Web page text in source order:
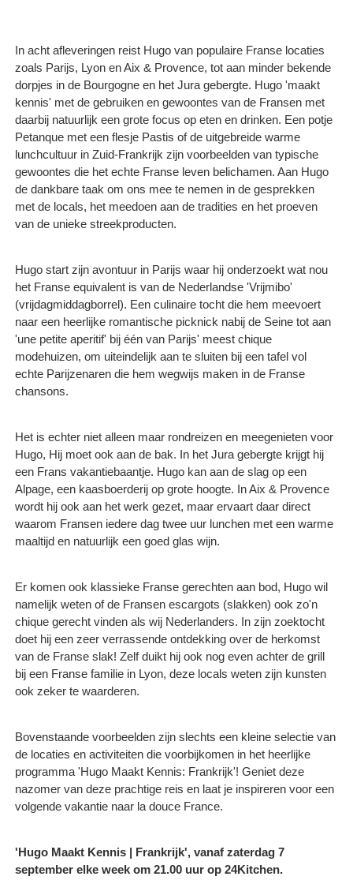
In acht afleveringen reist Hugo van populaire Franse locaties
zoals Parijs, Lyon en Aix & Provence, tot aan minder bekende
dorpjes in de Bourgogne en het Jura gebergte. Hugo 'maakt
kennis' met de gebruiken en gewoontes van de Fransen met
daarbij natuurlijk een grote focus op eten en drinken. Een potje
Petanque met een flesje Pastis of de uitgebreide warme
lunchcultuur in Zuid-Frankrijk zijn voorbeelden van typische
gewoontes die het echte Franse leven belichamen. Aan Hugo
de dankbare taak om ons mee te nemen in de gesprekken
met de locals, het meedoen aan de tradities en het proeven
van de unieke streekproducten.
Hugo start zijn avontuur in Parijs waar hij onderzoekt wat nou
het Franse equivalent is van de Nederlandse 'Vrijmibo'
(vrijdagmiddagborrel). Een culinaire tocht die hem meevoert
naar een heerlijke romantische picknick nabij de Seine tot aan
'une petite aperitif' bij één van Parijs' meest chique
modehuizen, om uiteindelijk aan te sluiten bij een tafel vol
echte Parijzenaren die hem wegwijs maken in de Franse
chansons.
Het is echter niet alleen maar rondreizen en meegenieten voor
Hugo, Hij moet ook aan de bak. In het Jura gebergte krijgt hij
een Frans vakantiebaantje. Hugo kan aan de slag op een
Alpage, een kaasboerderij op grote hoogte. In Aix & Provence
wordt hij ook aan het werk gezet, maar ervaart daar direct
waarom Fransen iedere dag twee uur lunchen met een warme
maaltijd en natuurlijk een goed glas wijn.
Er komen ook klassieke Franse gerechten aan bod, Hugo wil
namelijk weten of de Fransen escargots (slakken) ook zo'n
chique gerecht vinden als wij Nederlanders. In zijn zoektocht
doet hij een zeer verrassende ontdekking over de herkomst
van de Franse slak! Zelf duikt hij ook nog even achter de grill
bij een Franse familie in Lyon, deze locals weten zijn kunsten
ook zeker te waarderen.
Bovenstaande voorbeelden zijn slechts een kleine selectie van
de locaties en activiteiten die voorbijkomen in het heerlijke
programma 'Hugo Maakt Kennis: Frankrijk'! Geniet deze
nazomer van deze prachtige reis en laat je inspireren voor een
volgende vakantie naar la douce France.
'Hugo Maakt Kennis | Frankrijk', vanaf zaterdag 7
september elke week om 21.00 uur op 24Kitchen.